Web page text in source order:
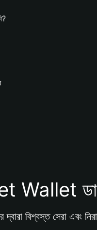
Wallet
দ্বারা বিশ্বস্ত সেরা এবং